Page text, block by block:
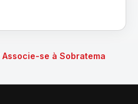
Associe-se à Sobratema